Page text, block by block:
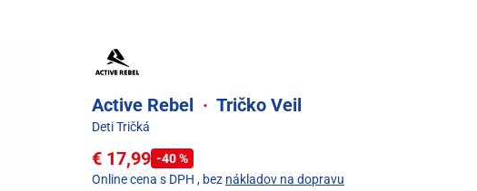
Active Rebel · Tričko Veil
Deti Tričká
€ 17,99 -40 %
Online cena s DPH , bez nákladov na dopravu